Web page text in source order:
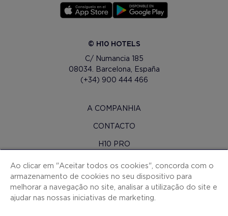
© H10 HOTELS
C/ Numancia 185
08034. Barcelona, España
(+34) 900 444 466
A COMPANHIA
CONTACTO
H10 PRO
SALA DE IMPRENSA
MAPA DO SITE
CONDIÇOES CONTRATAÇAO
Ao clicar em "Aceitar todos os cookies", concorda com o
armazenamento de cookies no seu dispositivo para
melhorar a navegação no site, analisar a utilização do site e
ajudar nas nossas iniciativas de marketing.